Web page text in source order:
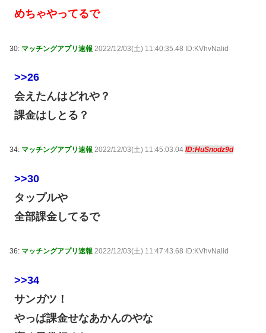
めちゃやってるで
30: マッチングアプリ速報 2022/12/03(土) 11:40:35.48 ID:KVhvNalid
>>26
会えたんはどれや？
課金はしとる？
34: マッチングアプリ速報 2022/12/03(土) 11:45:03.04 ID:HuSnodz9d
>>30
タップルや
全部課金してるで
36: マッチングアプリ速報 2022/12/03(土) 11:47:43.68 ID:KVhvNalid
>>34
サンガツ！
やっぱ課金せなあかんのやな